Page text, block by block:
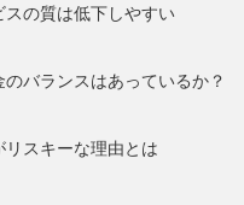
スの質は低下しやすい
バランスはあっているか？
リスキーな理由とは